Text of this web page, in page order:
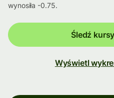
wynosiła -0.75.
Śledź
Wyświetl